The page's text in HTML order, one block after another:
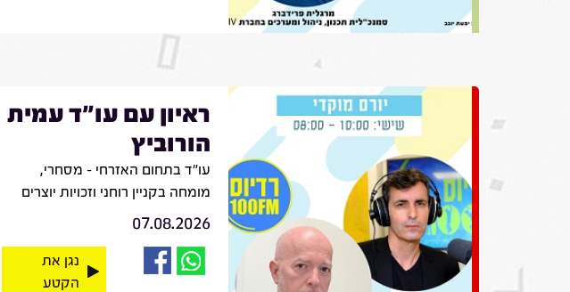
ראיון עם עו"ד עמית
הורוביץ
עו״ד בתחום האזרחי – מסחרי,
מומחה בקניין רוחני וזכויות יוצרים
07.08.2026
נגן את
הקטע